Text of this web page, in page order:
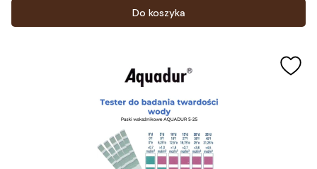
Do koszyka